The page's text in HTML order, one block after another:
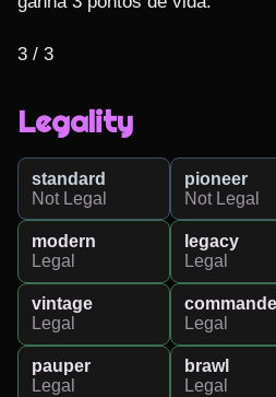
3 / 3
Legality
standard
Not Legal
pioneer
Not Legal
modern
Legal
legacy
Legal
vintage
Legal
Legal
pauper
Legal
brawl
Legal